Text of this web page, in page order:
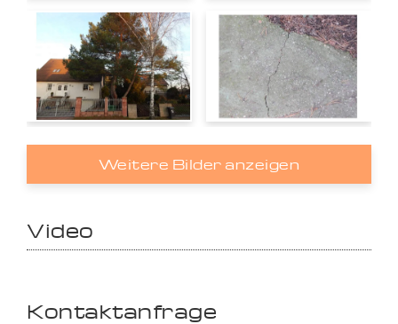
Weitere Bilder anzeigen
Video
Kontaktanfrage